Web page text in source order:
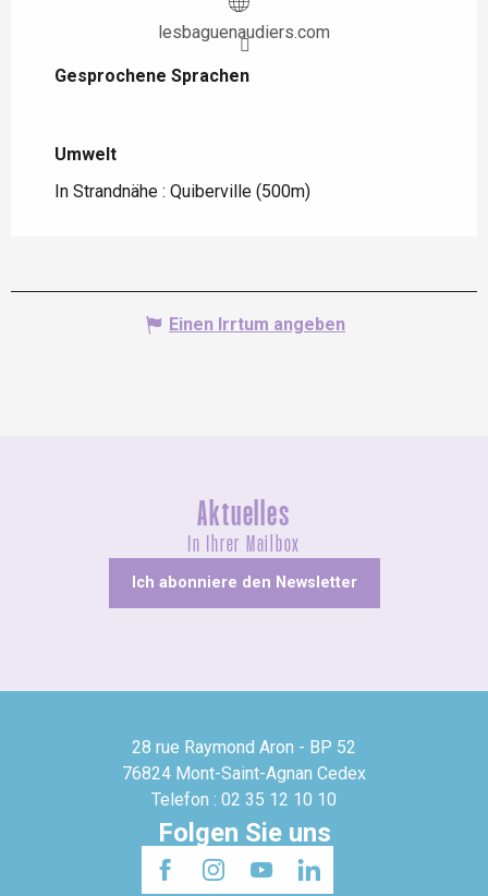
lesbaguenaudiers.com
Gesprochene Sprachen
Gesprochene Sprachen
Umwelt
Umwelt
In Strandnähe : Quiberville (500m)
Einen Irrtum angeben
Aktuelles
In Ihrer Mailbox
Ich abonniere den Newsletter
28 rue Raymond Aron - BP 52
76824 Mont-Saint-Agnan Cedex
Telefon : 02 35 12 10 10
Folgen Sie uns